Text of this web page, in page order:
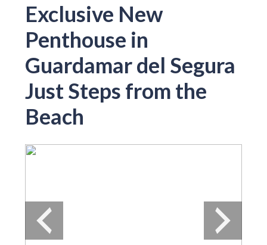
Exclusive New
Penthouse in
Guardamar del Segura
Just Steps from the
Beach